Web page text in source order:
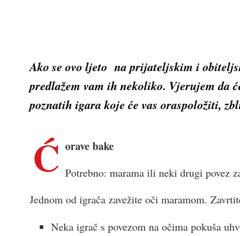
Ako se ovo ljeto na prijateljskim i
predlažem vam ih nekoliko. Vjerujem da
poznatih igara koje će vas oraspoložiti,
Ć orave bake
Potrebno: marama ili neki drugi povez
Jednom od igrača zavežite oči maramom.
Neka igrač s povezom na očima pokuša